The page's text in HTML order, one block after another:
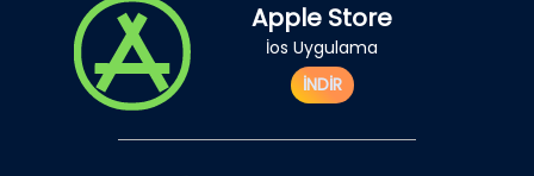
Apple Store
İos Uygulama
İNDİR